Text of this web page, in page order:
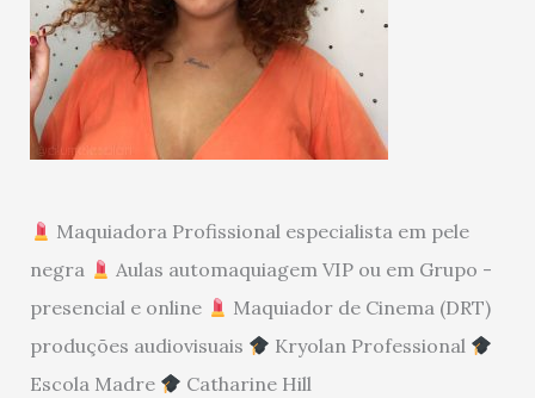
Maquiadora Profissional especialista em pele
negra
Aulas automaquiagem VIP ou em Grupo -
presencial e online
Maquiador de Cinema (DRT)
produções audiovisuais
Kryolan Professional
Escola Madre
Catharine Hill